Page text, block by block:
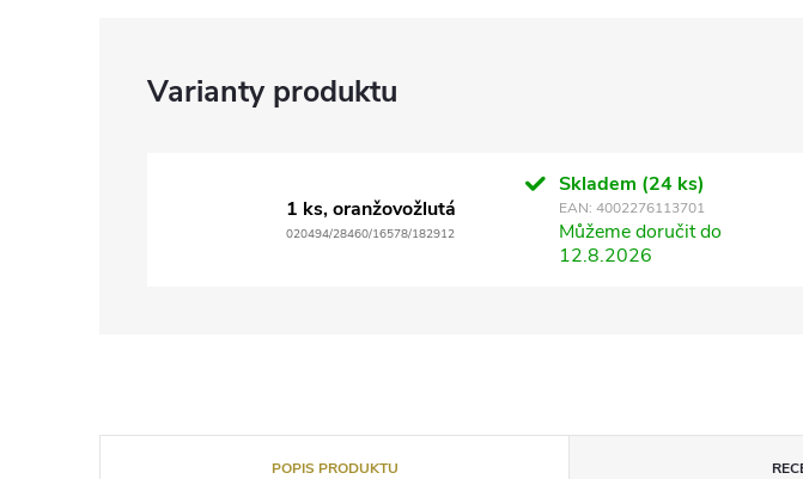
1 ks, oranžovožlutá
020494/28460/16578/182912
Skladem (24 ks)
EAN: 4002276113701
Můžeme doručit do
12.8.2026
POPIS PRODUKTU